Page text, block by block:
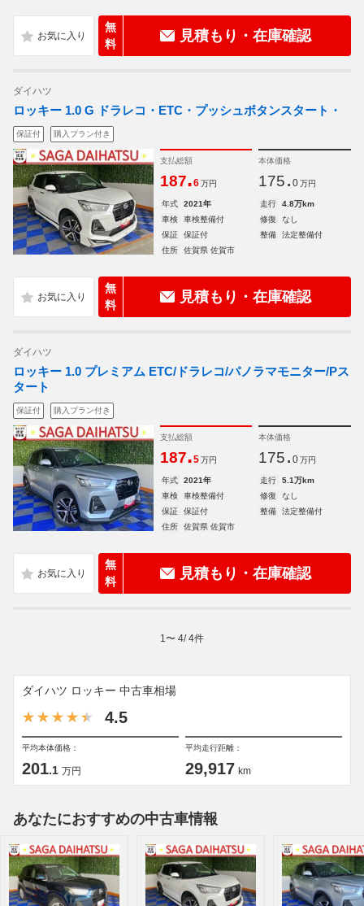
無
料
見積もり・在庫確認
ダイハツ
ロッキー 1.0 G ドラレコ・ETC・プッシュボタンスタート・
保証付 購入プラン付き
支払総額
187.6 万円
本体価格
175. 0 万円
年式 2021年 走行
4.8万km
車検
車検整備付 修復
なし
保証
保証付 整備
法定整備付
住所
佐賀県 佐賀市
無
料
見積もり・在庫確認
ダイハツ
ロッキー 1.0 プレミアム ETC/ドラレコ/パノラマモニター/Pス
タート
保証付 購入プラン付き
支払総額
187.5 万円
本体価格
175. 0 万円
年式 2021年 走行
5.1万km
車検
車検整備付 修復
なし
保証
保証付 整備
法定整備付
住所
佐賀県 佐賀市
無
料
見積もり・在庫確認
1 〜 4/4件
ダイハツ ロッキー 中古車相場
4.5
平均本体価格：
201.1 万円
平均走行距離：
29,917 km
あなたにおすすめの中古車情報